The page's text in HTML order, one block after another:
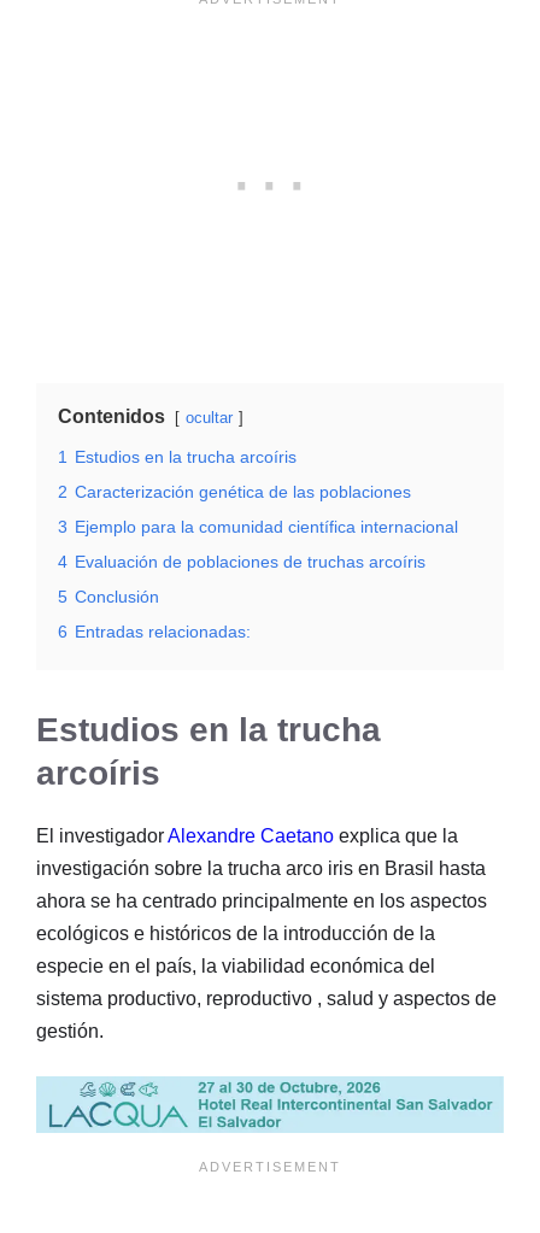
Contenidos ocultar
1
Estudios en la trucha arcoíris
2 Caracterización genética de las poblaciones
3 Ejemplo para la comunidad científica internacional
4 Evaluación de poblaciones de truchas arcoíris
5 Conclusión
6 Entradas relacionadas:
Estudios en la trucha
arcoíris
El investigadorAlexandre Caetano explica que la
investigación sobre la trucha arco iris en Brasil hasta
ahora se ha centrado principalmente en los aspectos
ecológicos e históricos de la introducción de la
especie en el país, la viabilidad económica del
sistema productivo, reproductivo , salud y aspectos de
gestión.